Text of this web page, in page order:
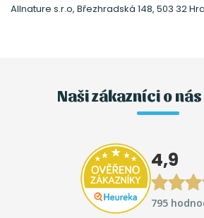
Allnature s.r.o, Březhradská 148, 503 32
Naši zákazníci o
4,9
795